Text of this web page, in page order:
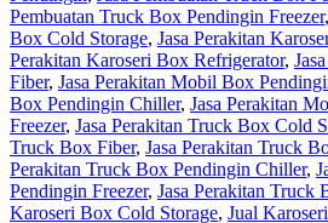
Pembuatan Truck Box Pendingin Freezer,
Box Cold Storage, Jasa Perakitan
Perakitan Karoseri Box Refrigerator,
Fiber, Jasa Perakitan Mobil Box
Box Pendingin Chiller, Jasa Perakitan
Freezer, Jasa Perakitan Truck Box Cold
Truck Box Fiber, Jasa Perakitan Truck
Perakitan Truck Box Pendingin Chiller,
Pendingin Freezer, Jasa Perakitan Truck
Karoseri Box Cold Storage, Jual